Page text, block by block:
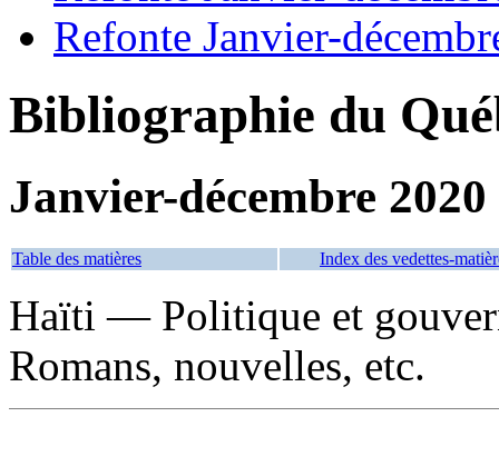
Refonte Janvier-
Bibliographie du
Janvier-décembre 2020
Table des matières Index des vedettes-
Haïti — Politique et
Romans, nouvelles, etc.